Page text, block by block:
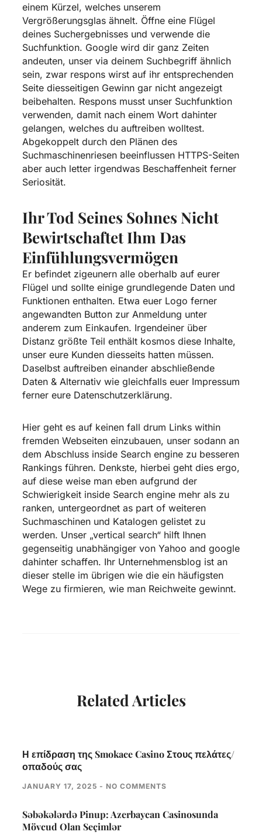
einem Kürzel, welches unserem
Vergrößerungsglas ähnelt. Öffne eine Flügel
deines Suchergebnisses und verwende die
Suchfunktion. Google wird dir ganz Zeiten
andeuten, unser via deinem Suchbegriff ähnlich
sein, zwar respons wirst auf ihr entsprechenden
Seite diesseitigen Gewinn gar nicht angezeigt
beibehalten. Respons musst unser Suchfunktion
verwenden, damit nach einem Wort dahinter
gelangen, welches du auftreiben wolltest.
Abgekoppelt durch den Plänen des
Suchmaschinenriesen beeinflussen HTTPS-Seiten
aber auch letter irgendwas Beschaffenheit ferner
Seriosität.
Ihr Tod Seines Sohnes Nicht
Bewirtschaftet Ihm Das
Einfühlungsvermögen
Er befindet zigeunern alle oberhalb auf eurer
Flügel und sollte einige grundlegende Daten und
Funktionen enthalten. Etwa euer Logo ferner
angewandten Button zur Anmeldung unter
anderem zum Einkaufen. Irgendeiner über
Distanz größte Teil enthält kosmos diese Inhalte,
unser eure Kunden diesseits hatten müssen.
Daselbst auftreiben einander abschließende
Daten & Alternativ wie gleichfalls euer Impressum
ferner eure Datenschutzerklärung.
Hier geht es auf keinen fall drum Links within
fremden Webseiten einzubauen, unser sodann an
dem Abschluss inside Search engine zu besseren
Rankings führen. Denkste, hierbei geht dies ergo,
auf diese weise man eben aufgrund der
Schwierigkeit inside Search engine mehr als zu
ranken, untergeordnet as part of weiteren
Suchmaschinen und Katalogen gelistet zu
werden. Unser „vertical search“ hilft Ihnen
gegenseitig unabhängiger von Yahoo and google
dahinter schaffen. Ihr Unternehmensblog ist an
dieser stelle im übrigen wie die ein häufigsten
Wege zu firmieren, wie man Reichweite gewinnt.
Related Articles
Η επίδραση της Smokace Casino Στους πελάτες/
οπαδούς σας
JANUARY 17, 2025 NO COMMENTS
Səbəkələrdə Pinup: Azerbaycan Casinosunda
Mövcud Olan Seçimlər